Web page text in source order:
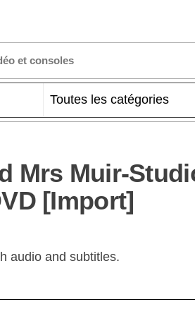
et consoles
Mrs Muir-
[Import]
audio and subtitles.